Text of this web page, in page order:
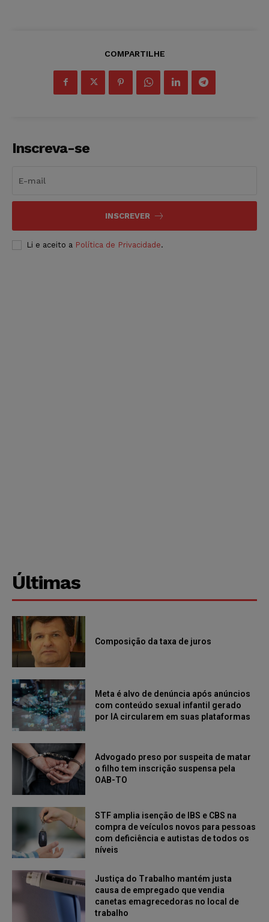
COMPARTILHE
Inscreva-se
INSCREVER
Li e aceito a Política de Privacidade.
Últimas
Composição da taxa de juros
Meta é alvo de denúncia após anúncios
com conteúdo sexual infantil gerado
por IA circularem em suas plataformas
Advogado preso por suspeita de matar
o filho tem inscrição suspensa pela
OAB-TO
STF amplia isenção de IBS e CBS na
compra de veículos novos para pessoas
com deficiência e autistas de todos os
níveis
Justiça do Trabalho mantém justa
causa de empregado que vendia
canetas emagrecedoras no local de
trabalho